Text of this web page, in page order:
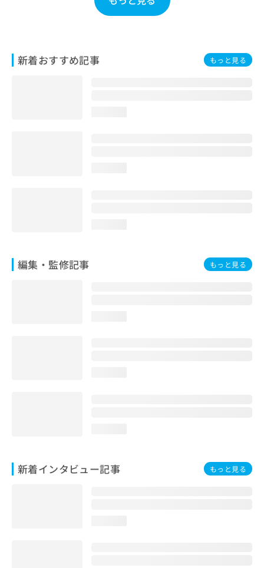
新着おすすめ記事 もっと見る
編集・監修記事 もっと見る
新着インタビュー記事 もっと見る
わ
せ